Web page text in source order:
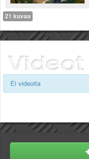
21 kuvaa
Ei videoita